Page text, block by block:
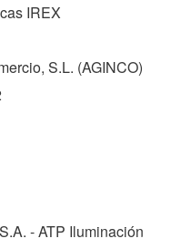
IREX
S.L. (AGINCO)
- ATP Iluminación